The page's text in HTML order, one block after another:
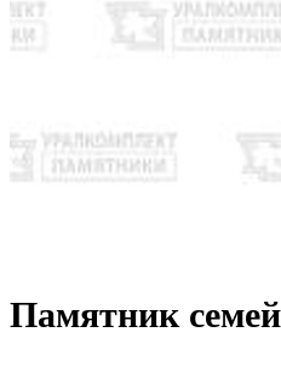
Памятник